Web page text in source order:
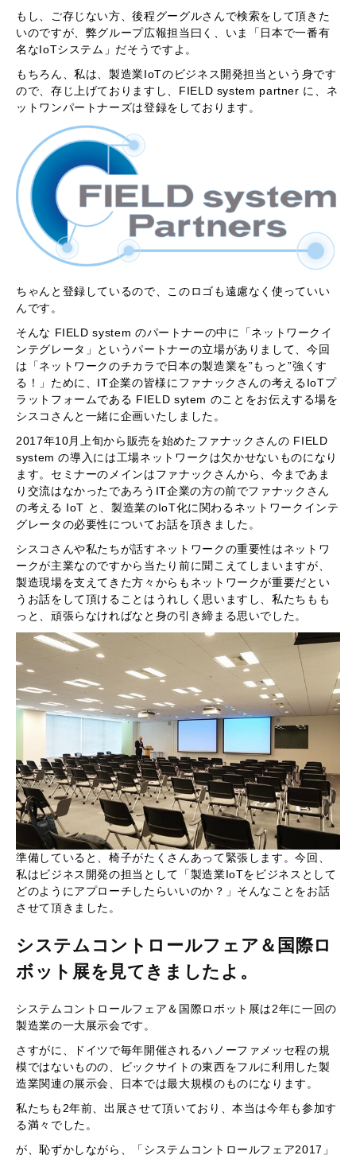
もし、ご存じない方、後程グーグルさんで検索をして頂きた
いのですが、弊グループ広報担当曰く、いま「日本で一番有
名なIoTシステム」だそうですよ。
もちろん、私は、製造業IoTのビジネス開発担当という身です
ので、存じ上げておりますし、FIELD system partner に、ネ
ットワンパートナーズは登録をしております。
ちゃんと登録しているので、このロゴも遠慮なく使っていい
んです。
そんな FIELD system のパートナーの中に「ネットワークイ
ンテグレータ」というパートナーの立場がありまして、今回
は「ネットワークのチカラで日本の製造業を”もっと”強くす
る！」ために、IT企業の皆様にファナックさんの考えるIoTプ
ラットフォームである FIELD sytem のことをお伝えする場を
シスコさんと一緒に企画いたしました。
2017年10月上旬から販売を始めたファナックさんの FIELD
system の導入には工場ネットワークは欠かせないものになり
ます。セミナーのメインはファナックさんから、今まであま
り交流はなかったであろうIT企業の方の前でファナックさん
の考える IoT と、製造業のIoT化に関わるネットワークインテ
グレータの必要性についてお話を頂きました。
シスコさんや私たちが話すネットワークの重要性はネットワ
ークが主業なのですから当たり前に聞こえてしまいますが、
製造現場を支えてきた方々からもネットワークが重要だとい
うお話をして頂けることはうれしく思いますし、私たちもも
っと、頑張らなければなと身の引き締まる思いでした。
準備していると、椅子がたくさんあって緊張します。今回、
私はビジネス開発の担当として「製造業IoTをビジネスとして
どのようにアプローチしたらいいのか？」そんなことをお話
させて頂きました。
システムコントロールフェア＆国際ロ
ボット展を見てきましたよ。
システムコントロールフェア＆国際ロボット展は2年に一回の
製造業の一大展示会です。
さすがに、ドイツで毎年開催されるハノーファメッセ程の規
模ではないものの、ビックサイトの東西をフルに利用した製
造業関連の展示会、日本では最大規模のものになります。
私たちも2年前、出展させて頂いており、本当は今年も参加す
る満々でした。
が、恥ずかしながら、「システムコントロールフェア2017」